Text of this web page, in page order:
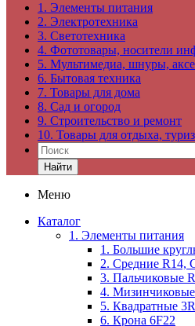
1. Элементы питания
2. Электротехника
3. Светотехника
4. Фототовары, носители
5. Мультимедиа, шнуры,
6. Бытовая техника
7. Товары для дома
8. Сад и огород
9. Строительство и ремонт
10. Товары для отдыха,
Найти
Меню
Каталог
1. Элементы питания
1. Большие
2. Средние R14,
3. Пальчиковые
4.
5. Квадратные
6. Крона 6F22